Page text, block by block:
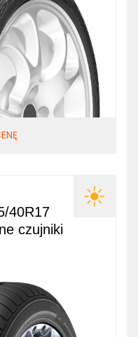
40R17
czujniki